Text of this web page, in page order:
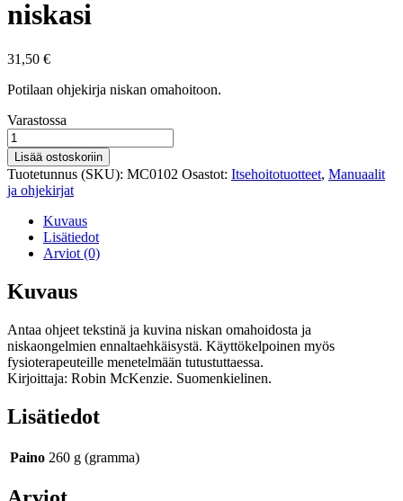
niskasi
31,50 €
Potilaan ohjekirja niskan omahoitoon.
Varastosaldo
Varastossa
Ohjekirja:
Kuntouta
itse
niskasi
määrä
Lisää ostoskoriin
Tuotetunnus (SKU): MC0102 Osastot: Itsehoitotuotteet, Manuaalit
ja ohjekirjat
Kuvaus
Lisätiedot
Arviot (0)
Kuvaus
Antaa ohjeet tekstinä ja kuvina niskan omahoidosta ja
niskaongelmien ennaltaehkäisystä. Käyttökelpoinen myös
fysioterapeuteille menetelmään tutustuttaessa.
Kirjoittaja: Robin McKenzie. Suomenkielinen.
Lisätiedot
Paino 260 g (gramma)